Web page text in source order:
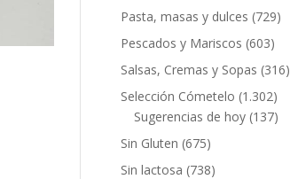
Pasta, masas y dulces (729)
Pescados y Mariscos (603)
Salsas, Cremas y Sopas (316)
Selección Cómetelo (1.302)
Sugerencias de hoy(137)
Sin Gluten (675)
Sin lactosa (738)